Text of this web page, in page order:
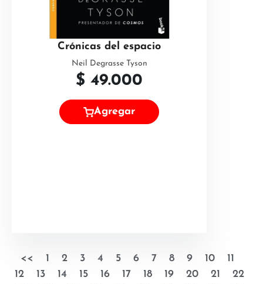
Crónicas del espacio
Neil Degrasse Tyson
$ 49.000
Agregar
<< 1 2 3 4 5 6 7 8 9 10
11
12
13 14 15 16 17 18 19 20 21
22